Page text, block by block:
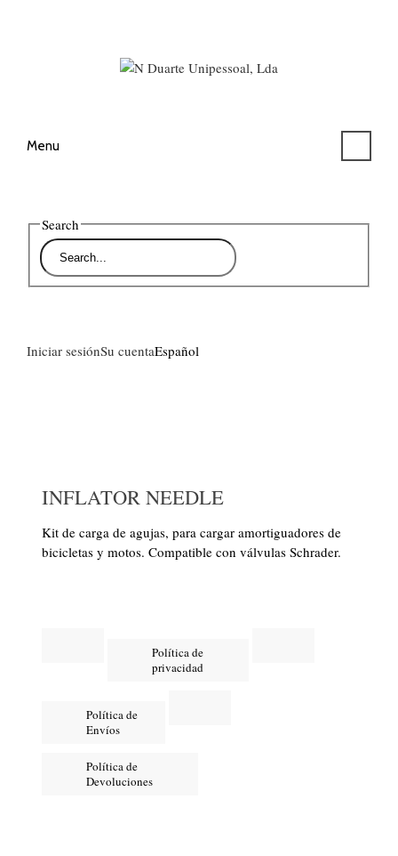
Menu
Search
Iniciar sesiónSu cuentaEspañol
INFLATOR NEEDLE
Kit de carga de agujas, para cargar amortiguadores de
bicicletas y motos. Compatible con válvulas Schrader.
Política de
privacidad
Política de
Envíos
Política de
Devoluciones